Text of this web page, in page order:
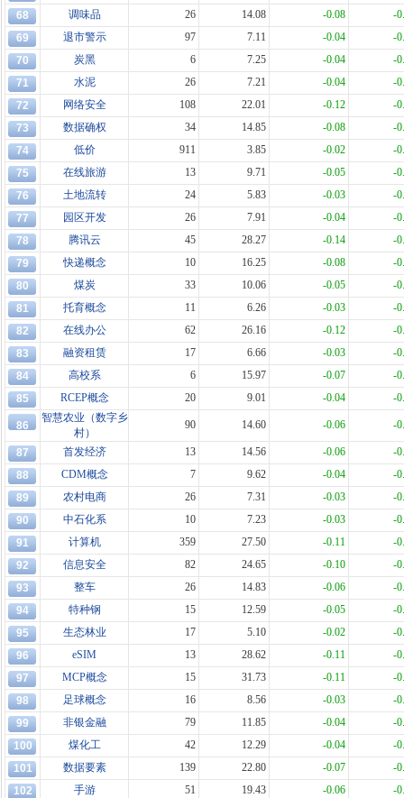
68
调味品 26 14.08 -0.08
-
69
退市警示 97 7.11 -0.04
-
70
炭黑 6 7.25 -0.04
-
71
水泥 26 7.21 -0.04
-
72
网络安全 108 22.01 -0.12
-
73
数据确权 34 14.85 -0.08
-
74
低价 911 3.85 -0.02
-
75
在线旅游 13 9.71 -0.05
-
76
土地流转 24 5.83 -0.03
-
77
园区开发 26 7.91 -0.04
-
78
腾讯云 45 28.27 -0.14
-
79
快递概念 10 16.25 -0.08
-
80
煤炭 33 10.06 -0.05
-
81
托育概念 11 6.26 -0.03
-
82
在线办公 62 26.16 -0.12
-
83
融资租赁 17 6.66 -0.03
-
84
高校系 6 15.97 -0.07
-
85
RCEP概念 20 9.01 -0.04 -
86
智慧农业（数字乡
村）
90 14.60 -0.06 -
87 首发经济 13 14.56 -0.06
-
88
CDM概念 7 9.62 -0.04
-
89
农村电商 26 7.31 -0.03
-
90
中石化系 10 7.23 -0.03
-
91
计算机 359 27.50 -0.11
-
92
信息安全 82 24.65 -0.10
-
93
整车 26 14.83 -0.06
-
94
特种钢 15 12.59 -0.05
-
95
生态林业 17 5.10 -0.02
-
96
eSIM 13 28.62 -0.11
-
97
MCP概念 15 31.73 -0.11
-
98
足球概念 16 8.56 -0.03
-
99
非银金融 79 11.85 -0.04
-
100
煤化工 42 12.29 -0.04
-
101
数据要素 139 22.80 -0.07
-
102
手游 51 19.43 -0.06
-